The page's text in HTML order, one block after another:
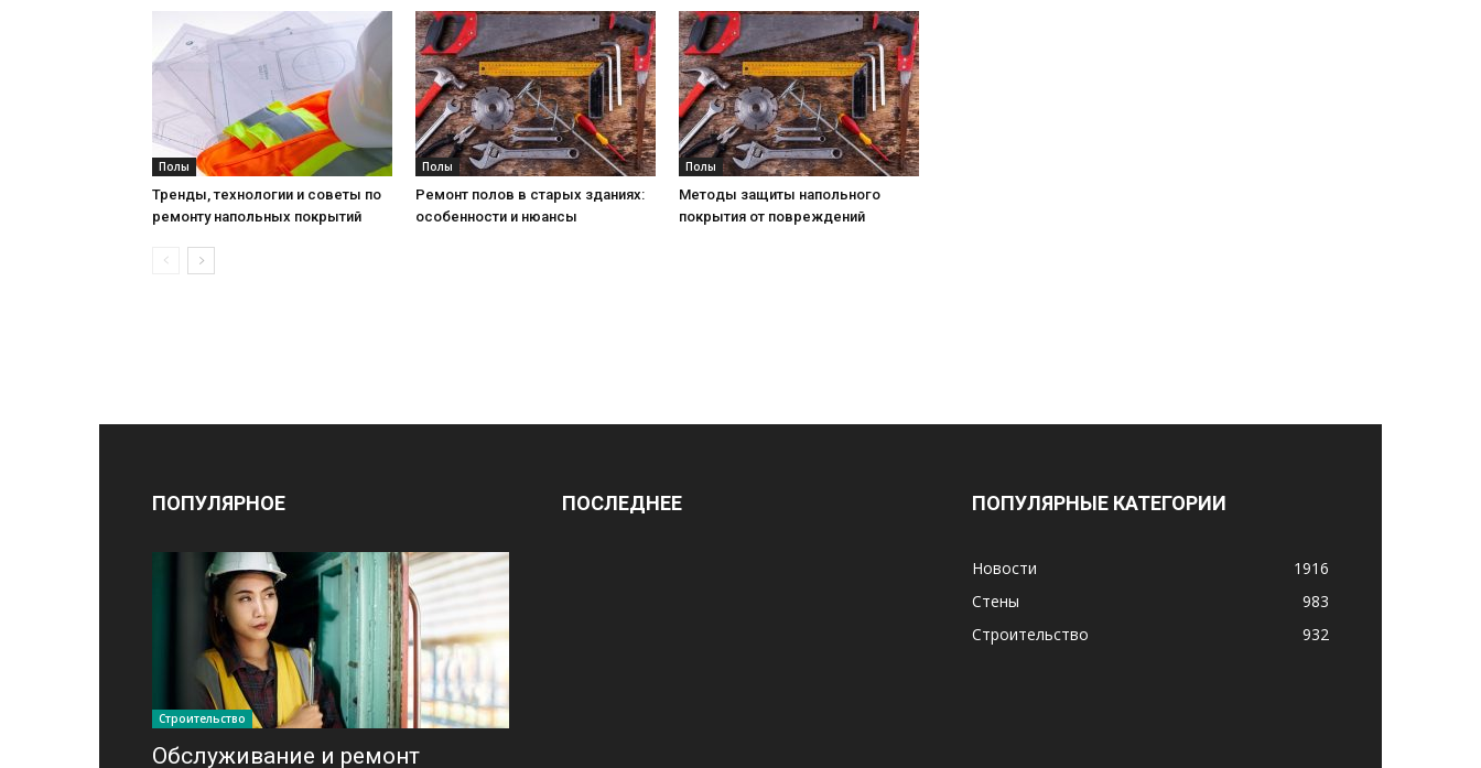
Полы
Тренды, технологии и советы по
ремонту напольных покрытий
Полы
Ремонт полов в старых зданиях:
особенности и нюансы
Полы
Методы защиты напольного
покрытия от повреждений
ПОПУЛЯРНОЕ
Строительство
Обслуживание и ремонт
ПОСЛЕДНЕЕ ПОПУЛЯРНЫЕ КАТЕГОРИИ
Новости
1916
Стены
983
Строительство
932